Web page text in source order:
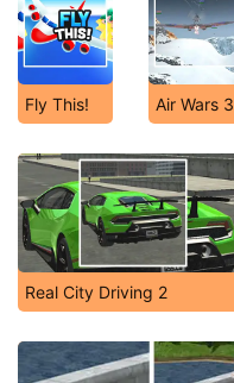
Fly This! Air Wars 3
Real City Driving 2